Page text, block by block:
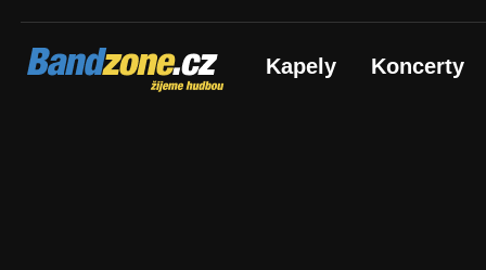
Bandzone.cz
žijeme hudbou Kapely Koncerty